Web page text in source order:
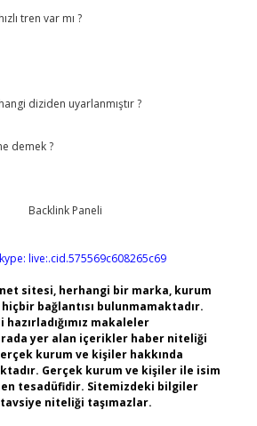
tren var mı ?
diziden uyarlanmıştır ?
demek ?
live:.cid.575569c608265c69
sitesi, herhangi bir marka, kurum
bağlantısı bulunmamaktadır.
makaleler
yer alan içerikler haber niteliği
kurum ve kişiler hakkında
Gerçek kurum ve kişiler ile isim
tesadüfidir. Sitemizdeki bilgiler
niteliği taşımazlar.